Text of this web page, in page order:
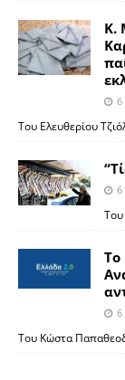
Κ.
6
Του Ελευθερίου
6
Του
Το
6
Του Κώστα